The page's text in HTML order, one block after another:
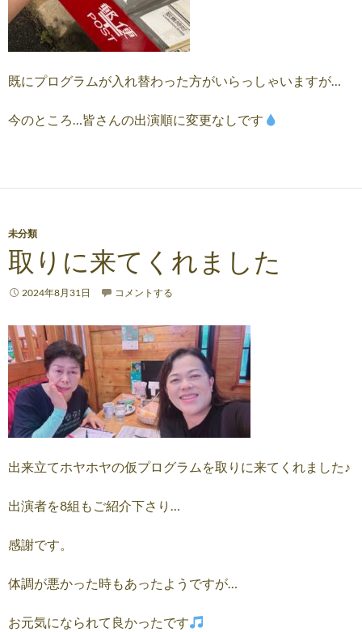
既にプログラムが入れ替わった方がいらっしゃいますが…
今のところ…皆さんの出演順に変更なしです
未分類
取りに来てくれました
2024年8月31日 コメントする
出来立てホヤホヤの仮プログラムを取りに来てくれました♪
出演者を8組もご紹介下さり…
感謝です。
体調が悪かった時もあったようですが…
お元気になられて良かったです